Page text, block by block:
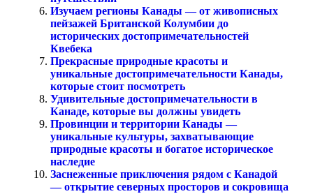
Изучаем регионы Канады — от живописных
пейзажей Британской Колумбии до
исторических достопримечательностей
Квебека
Прекрасные природные красоты и
уникальные достопримечательности Канады,
которые стоит посмотреть
Удивительные достопримечательности в
Канаде, которые вы должны увидеть
Провинции и территории Канады —
уникальные культуры, захватывающие
природные красоты и богатое историческое
наследие
Заснеженные приключения рядом с Канадой
— открытие северных просторов и сокровища